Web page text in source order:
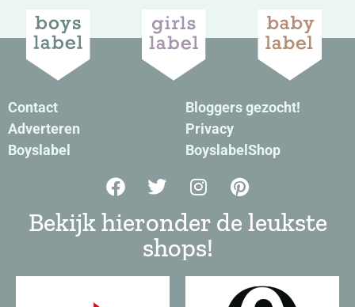
Contact
Adverteren
Boyslabel
Bloggers gezocht!
Privacy
BoyslabelShop
Bekijk hieronder de leukste
shops!